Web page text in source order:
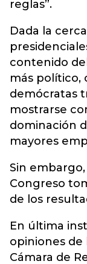
reglas”.
Dada la
contenido
más político,
demócratas
mostrarse
dominación
mayores
Sin
Congreso
de los
En última
opiniones de
Cámara de